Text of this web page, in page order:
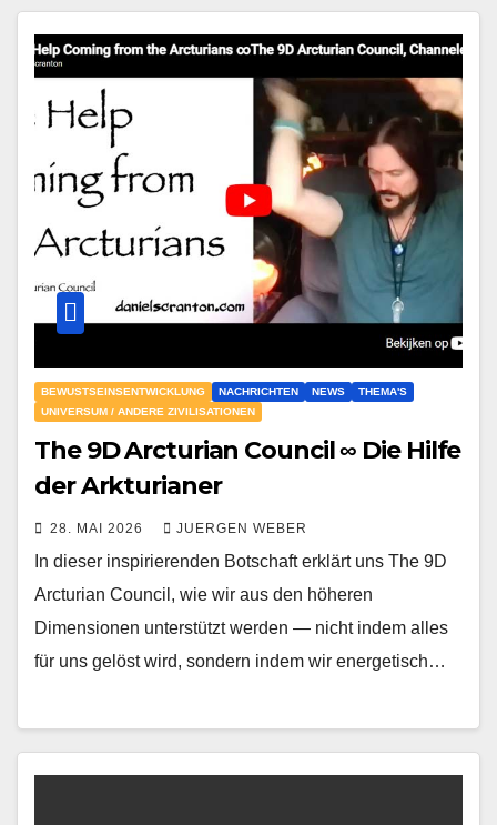
BEWUSTSEINSENTWICKLUNG NACHRICHTEN NEWS
THEMA'S
UNIVERSUM / ANDERE ZIVILISATIONEN
The 9D Arcturian Council ∞ Die Hilfe
der Arkturianer
28. MAI 2026 JUERGEN WEBER
In dieser inspirierenden Botschaft erklärt uns The 9D
Arcturian Council, wie wir aus den höheren
Dimensionen unterstützt werden — nicht indem alles
für uns gelöst wird, sondern indem wir energetisch…